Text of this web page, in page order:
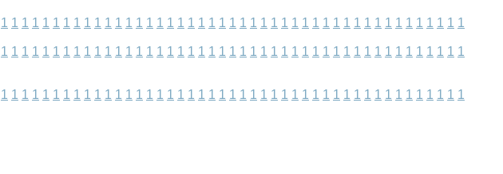
1 1 1 1 1 1 1 1 1 1 1 1 1 1 1 1 1 1 1 1 1 1 1 1 1 1 1 1 1 1 1 1 1 1 1 1 1 1 1 1 1 1 1 1 1
1 1 1 1 1 1 1 1 1 1 1 1 1 1 1 1 1 1 1 1 1 1 1 1 1 1 1 1 1 1 1 1 1 1 1 1 1 1 1 1 1 1 1 1 1
1 1 1 1 1 1 1 1 1 1 1 1 1 1 1 1 1 1 1 1 1 1 1 1 1 1 1 1 1 1 1 1 1 1 1 1 1 1 1 1 1 1 1 1 1